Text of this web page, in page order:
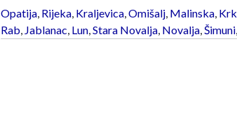
Opatija, Rijeka, Kraljevica, Omišalj, Malinska, Krk
Rab Jablanac Lun, Stara Novalja, Novalja, Šimuni,